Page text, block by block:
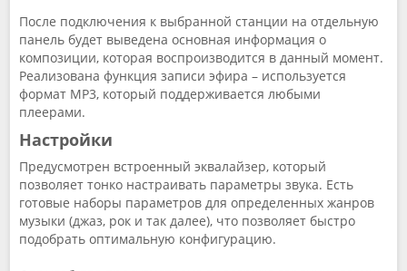
После подключения к выбранной станции на отдельную
панель будет выведена основная информация о
композиции, которая воспроизводится в данный момент.
Реализована функция записи эфира – используется
формат MP3, который поддерживается любыми
плеерами.
Настройки
Предусмотрен встроенный эквалайзер, который
позволяет тонко настраивать параметры звука. Есть
готовые наборы параметров для определенных жанров
музыки (джаз, рок и так далее), что позволяет быстро
подобрать оптимальную конфигурацию.